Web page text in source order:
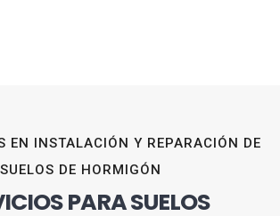
EN INSTALACIÓN Y REPARACIÓN DE
SUELOS DE HORMIGÓN
PARA SUELOS